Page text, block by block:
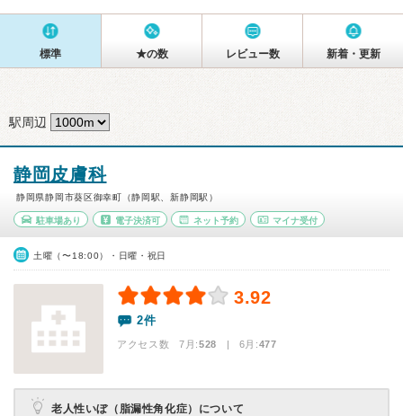
標準 ★の数 レビュー数 新着・更新
駅周辺
静岡皮膚科
静岡県静岡市葵区御幸町（静岡駅、新静岡駅）
駐車場あり 電子決済可 ネット予約 マイナ受付
土曜（〜18:00）・日曜・祝日
3.92
2件
アクセス数 7月:528 | 6月:477
老人性いぼ（脂漏性角化症）について